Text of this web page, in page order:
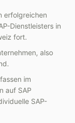
erfolgreichen
Dienstleisters in
fort.
also
im
auf SAP
SAP-